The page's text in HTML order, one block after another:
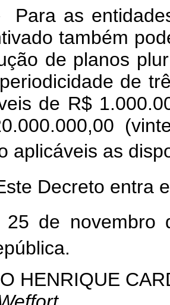
Para as
também
de planos
de
de R$
aplicáveis as
Decreto entra
25 de novembro
HENRIQUE